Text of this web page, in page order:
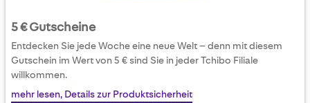
of
the
gallery
5 € Gutscheine
Entdecken Sie jede Woche eine neue Welt – denn mit diesem
Gutschein im Wert von 5 € sind Sie in jeder Tchibo Filiale
willkommen.
mehr lesen, Details zur Produktsicherheit